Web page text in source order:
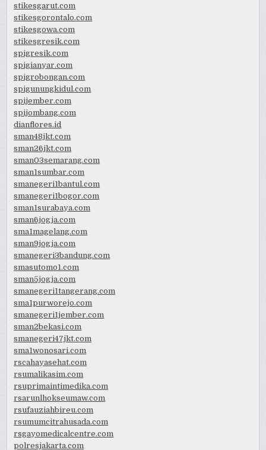
stikesgarut.com
stikesgorontalo.com
stikesgowa.com
stikesgresik.com
spigresik.com
spigianyar.com
spigrobongan.com
spigunungkidul.com
spijember.com
spijombang.com
dianflores.id
sman48jkt.com
sman26jkt.com
sman03semarang.com
sman1sumbar.com
smanegeri1bantul.com
smanegeri1bogor.com
sman1surabaya.com
sman6jogja.com
sma1magelang.com
sman9jogja.com
smanegeri3bandung.com
smasutomo1.com
sman5jogja.com
smanegeri1tangerang.com
sma1purworejo.com
smanegeri1jember.com
sman2bekasi.com
smanegeri47jkt.com
sma1wonosari.com
rscahayasehat.com
rsumalikasim.com
rsuprimaintimedika.com
rsarunlhokseumaw.com
rsufauziahbireu.com
rsumumcitrahusada.com
rsgayomedicalcentre.com
polresjakarta.com